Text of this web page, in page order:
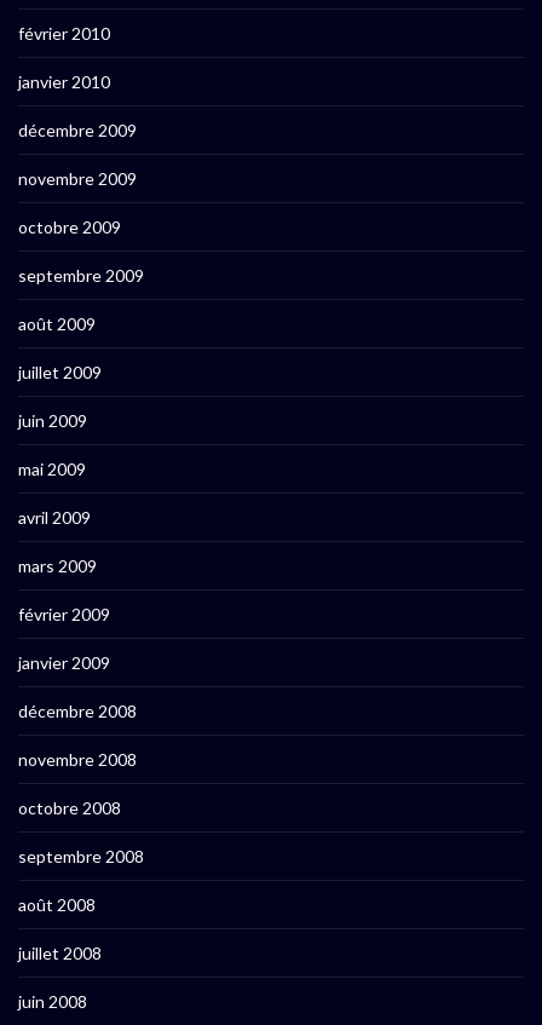
février 2010
janvier 2010
décembre 2009
novembre 2009
octobre 2009
septembre 2009
août 2009
juillet 2009
juin 2009
mai 2009
avril 2009
mars 2009
février 2009
janvier 2009
décembre 2008
novembre 2008
octobre 2008
septembre 2008
août 2008
juillet 2008
juin 2008